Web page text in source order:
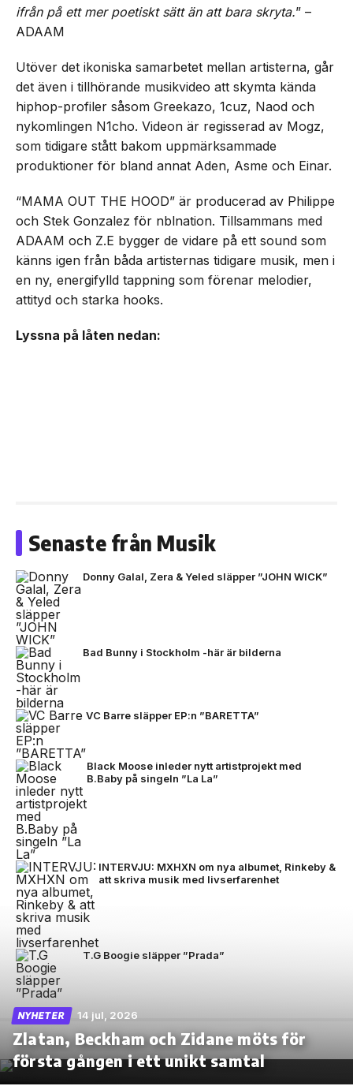
ifrån på ett mer poetiskt sätt än att bara skryta.” –
ADAAM
Utöver det ikoniska samarbetet mellan artisterna, går
det även i tillhörande musikvideo att skymta kända
hiphop-profiler såsom Greekazo, 1cuz, Naod och
nykomlingen N1cho. Videon är regisserad av Mogz,
som tidigare stått bakom uppmärksammade
produktioner för bland annat Aden, Asme och Einar.
“MAMA OUT THE HOOD” är producerad av Philippe
och Stek Gonzalez för nblnation. Tillsammans med
ADAAM och Z.E bygger de vidare på ett sound som
känns igen från båda artisternas tidigare musik, men i
en ny, energifylld tappning som förenar melodier,
attityd och starka hooks.
Lyssna på låten nedan:
Senaste från Musik
Donny Galal, Zera & Yeled släpper ”JOHN WICK”
Bad Bunny i Stockholm -här är bilderna
VC Barre släpper EP:n ”BARETTA”
Black Moose inleder nytt artistprojekt med
B.Baby på singeln ”La La”
INTERVJU: MXHXN om nya albumet, Rinkeby &
att skriva musik med livserfarenhet
T.G Boogie släpper ”Prada”
NYHETER 14 jul, 2026
Zlatan, Beckham och Zidane möts för
första gången i ett unikt samtal